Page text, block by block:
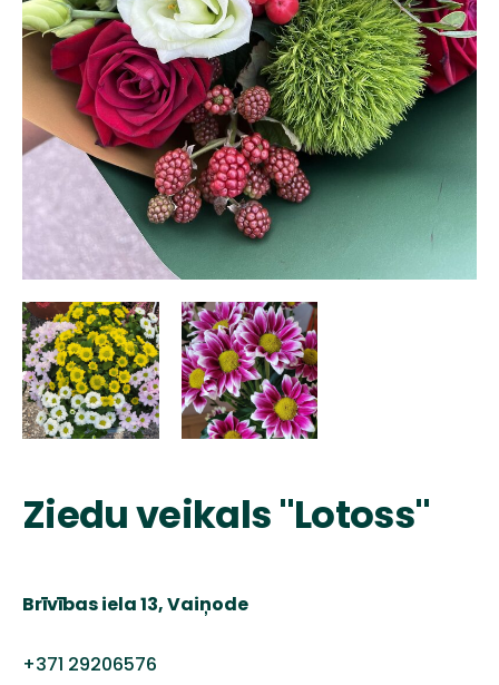
Ziedu veikals "Lotoss"
Brīvības iela 13, Vaiņode
+371 29206576